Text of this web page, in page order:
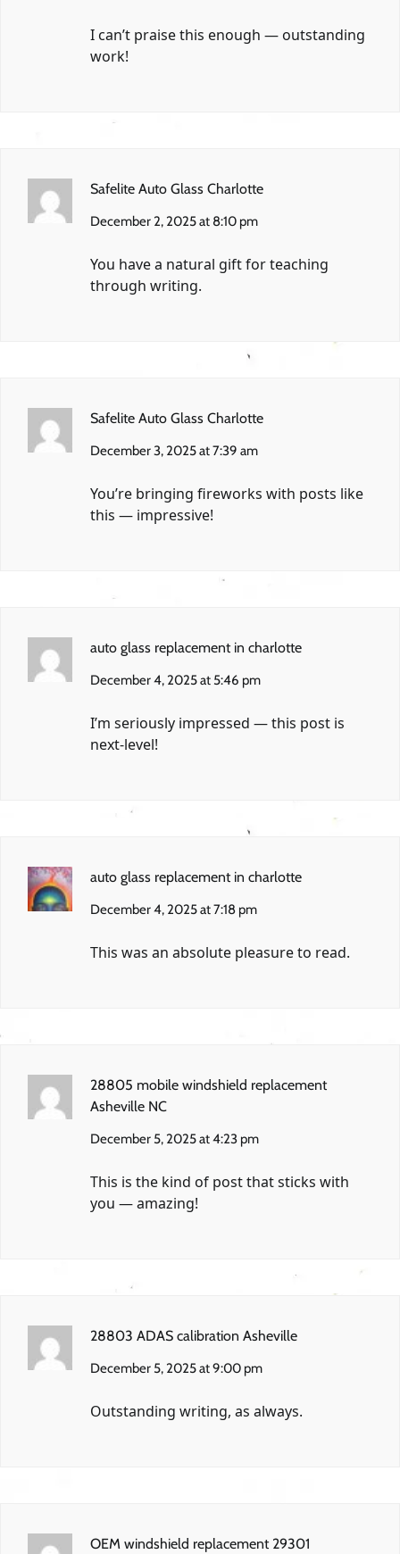
I can’t praise this enough — outstanding
work!
Safelite Auto Glass Charlotte
December 2, 2025 at 8:10 pm
You have a natural gift for teaching
through writing.
Safelite Auto Glass Charlotte
December 3, 2025 at 7:39 am
You’re bringing fireworks with posts like
this — impressive!
auto glass replacement in charlotte
December 4, 2025 at 5:46 pm
I’m seriously impressed — this post is
next-level!
auto glass replacement in charlotte
December 4, 2025 at 7:18 pm
This was an absolute pleasure to read.
28805 mobile windshield replacement
Asheville NC
December 5, 2025 at 4:23 pm
This is the kind of post that sticks with
you — amazing!
28803 ADAS calibration Asheville
December 5, 2025 at 9:00 pm
Outstanding writing, as always.
OEM windshield replacement 29301